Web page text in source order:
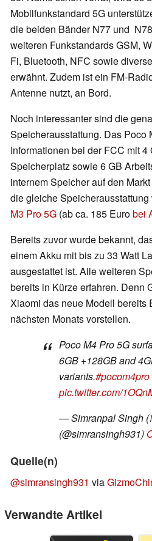
Mobilfunkstandard 5G
die beiden Bänder N77 und
weiteren Funkstandards GSM,
Fi, Bluetooth, NFC sowie
erwähnt. Zudem ist ein FM-
Antenne nutzt, an Bord.
Noch interessanter sind die
Speicherausstattung. Das Poco
Informationen bei der FCC mit 4
Speicherplatz sowie 6 GB
internem Speicher auf den
die gleiche
M3 Pro 5G (ab ca. 185 Eurobei
Bereits zuvor wurde bekannt,
einem Akku mit bis zu 33 Watt
ausgestattet ist. Alle weiteren
bereits in Kürze erfahren. Denn
Xiaomi das neue Modell bereits
nächsten Monats vorstellen.
Poco M4 Pro 5G
6GB +128GB and
variants.#pocom4pro
pic.twitter.com/
— Simranpal Singh
(@simransingh931)
Quelle(n)
@simransingh931 via
Verwandte Artikel